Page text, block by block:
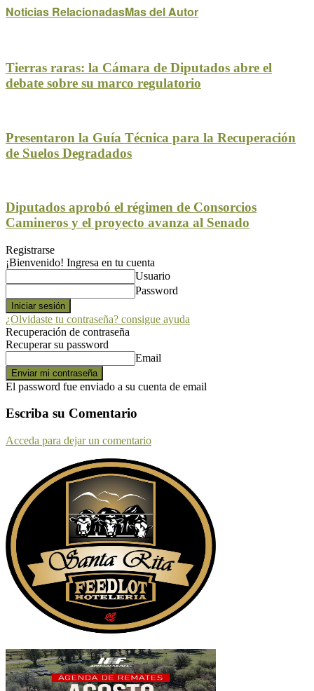
Noticias RelacionadasMas del Autor
Tierras raras: la Cámara de Diputados abre el
debate sobre su marco regulatorio
Presentaron la Guía Técnica para la Recuperación
de Suelos Degradados
Diputados aprobó el régimen de Consorcios
Camineros y el proyecto avanza al Senado
Registrarse
¡Bienvenido! Ingresa en tu cuenta
Usuario
Password
¿Olvidaste tu contraseña? consigue ayuda
Recuperación de contraseña
Recuperar su password
Email
El password fue enviado a su cuenta de email
Escriba su Comentario
Acceda para dejar un comentario